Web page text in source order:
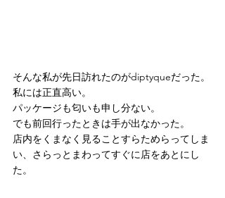
そんな私が先日訪れたのがdiptyqueだった。
私には正直高い。
パッケージも匂いも申し分ない。
でも前回行ったときは手が出なかった。
店内をくまなく見ることすらためらってしま
い、さらっとまわってすぐに店をあとにし
た。